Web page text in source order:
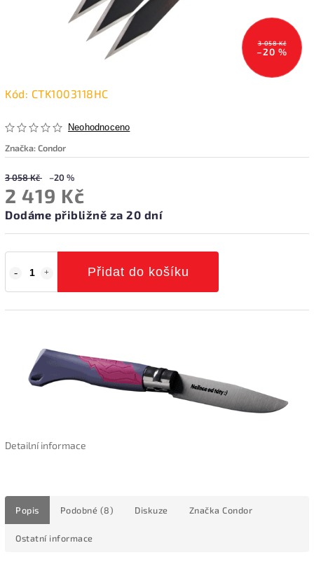
3 058 Kč
–20 %
Kód: CTK1003118HC
Neohodnoceno
Značka:Condor
3 058 Kč –20 %
2 419 Kč
Dodáme přibližně za 20 dní
Přidat do košíku
Detailní informace
Popis Podobné (8) Diskuze Značka Condor
Ostatní informace